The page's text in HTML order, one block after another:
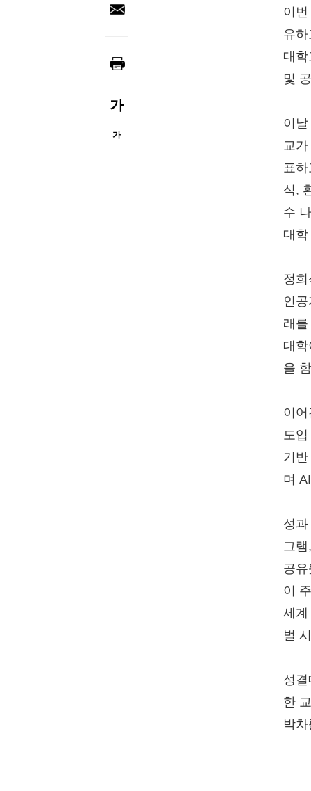
가
가
이
유
대
및
이
교
표
식,
수
대
정
인
래
대
을
이
도
기
며
성
그
공
이
세계
벌
성
한
박